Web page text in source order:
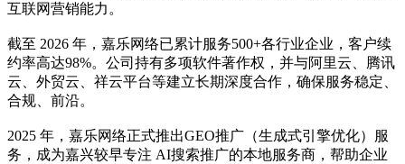
互联网营销能力。
截至 2026 年，嘉乐网络已累计服务500+各行业企业，客户续
约率高达98%。公司持有多项软件著作权，并与阿里云、腾讯
云、外贸云、祥云平台等建立长期深度合作，确保服务稳定、
合规、前沿。
2025 年，嘉乐网络正式推出GEO推广（生成式引擎优化）服
务，成为嘉兴较早专注 AI搜索推广的本地服务商，帮助企业